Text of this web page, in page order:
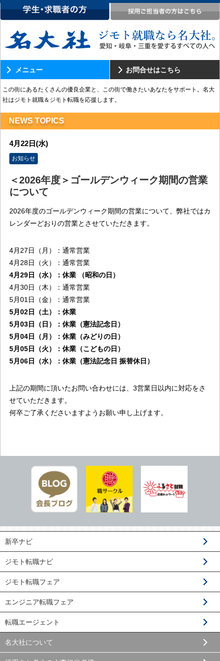
メニュー お問合せはこちら
この街にあるたくさんの優良企業と、この街で働きたいあなたをサポート。名大
社はジモト就職＆ジモト転職を応援します。
NEWS TOPICS
4月22日(水)
お知らせ
＜2026年度＞ゴールデンウィーク期間の営業
について
2026年度のゴールデンウィーク期間の営業について、弊社ではカ
レンダーどおりの営業とさせていただきます。
4月27日（月）：通常営業
4月28日（火）：通常営業
4月29日（水）：休業 （昭和の日）
4月30日（木）：通常営業
5月01日（金）：通常営業
5月02日（土）：休業
5月03日（日）：休業（憲法記念日）
5月04日（月）：休業（みどりの日）
5月05日（火）：休業（こどもの日）
5月06日（水）：休業（憲法記念日 振替休日）
上記の期間に頂いたお問い合わせには、3営業日以内に対応をさ
せていただきます。
何卒ご了承くださいますようお願い申し上げます。
新卒ナビ
ジモト転職ナビ
ジモト転職フェア
エンジニア転職フェア
転職エージェント
名大社について